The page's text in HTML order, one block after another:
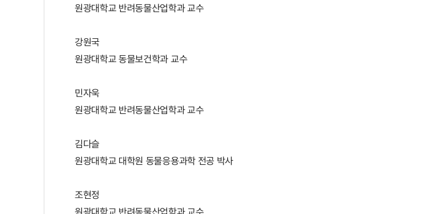
원광대학교 반려동물산업학과 교수
강원국
원광대학교 동물보건학과 교수
민자욱
원광대학교 반려동물산업학과 교수
김다슬
원광대학교 대학원 동물응용과학 전공 박사
조현정